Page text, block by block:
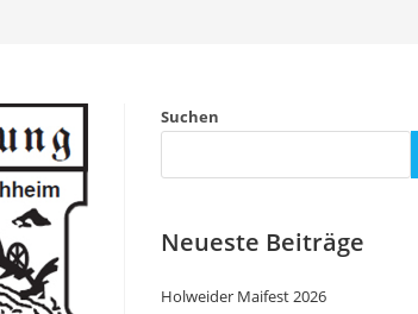
Suchen
Neueste Beiträge
Holweider Maifest 2026